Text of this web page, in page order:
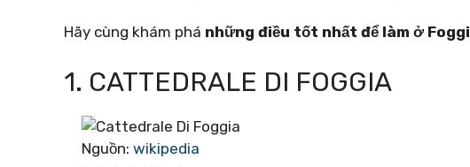
Hãy cùng khám phá những điều tốt nhất để làm ở
1. CATTEDRALE DI FOGGIA
Nguồn: wikipedia